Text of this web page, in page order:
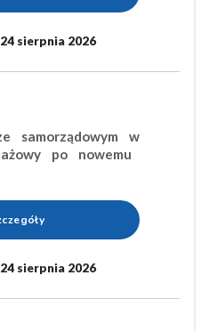
sierpnia 2026
samorządowym w
po nowemu
sierpnia 2026